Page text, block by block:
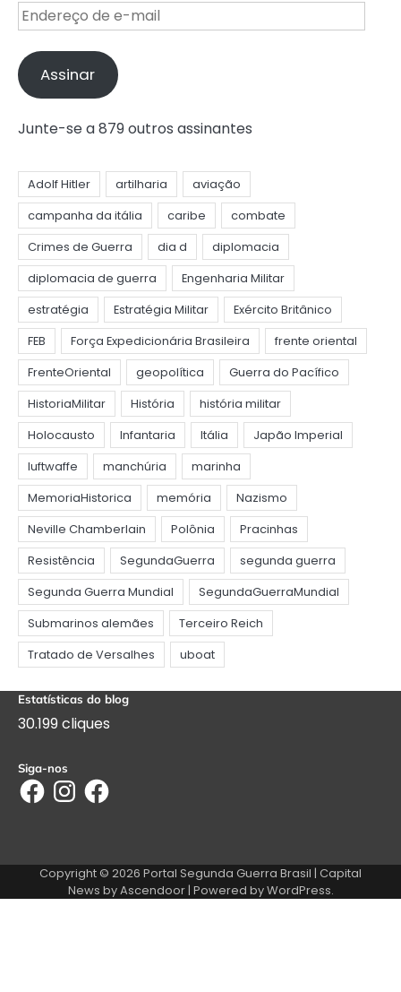
Endereço
de
e-
mailAssinar
Junte-se a 879 outros assinantes
Estatísticas do blog
30.199 cliques
Siga-nos
FacebookInstagramFacebook
Copyright © 2026 Portal Segunda Guerra Brasil | Capital
News byAscendoor| Powered byWordPress.